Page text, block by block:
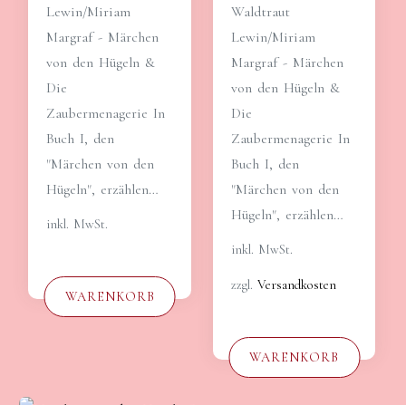
Lewin/Miriam
Margraf - Märchen
von den Hügeln &
Die
Zaubermenagerie In
Buch I, den
"Märchen von den
Hügeln", erzählen…
inkl. MwSt.
WARENKORB
Waldtraut
Lewin/Miriam
Margraf - Märchen
von den Hügeln &
Die
Zaubermenagerie In
Buch I, den
"Märchen von den
Hügeln", erzählen…
inkl. MwSt.
zzgl. Versandkosten
WARENKORB